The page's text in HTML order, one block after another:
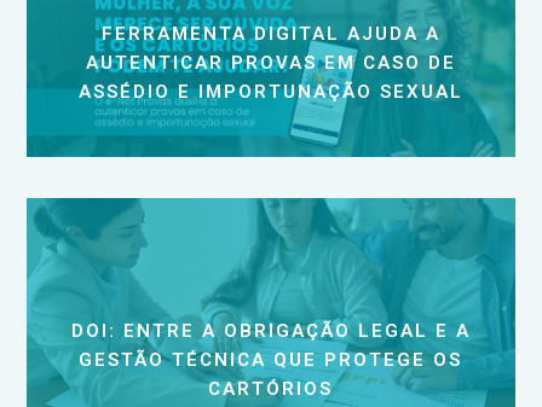
FERRAMENTA DIGITAL AJUDA A
AUTENTICAR PROVAS EM CASO DE
ASSÉDIO E IMPORTUNAÇÃO SEXUAL
DOI: ENTRE A OBRIGAÇÃO LEGAL E A
GESTÃO TÉCNICA QUE PROTEGE OS
CARTÓRIOS